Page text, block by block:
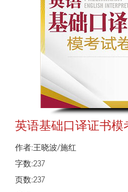
英语基础口译证书模
作者:王晓波/施红
字数:237
页数:237